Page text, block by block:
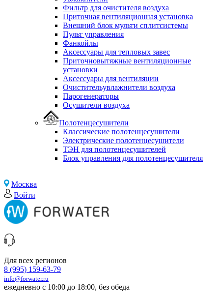
Фильтр для очистителя воздуха
Приточная вентиляционная установка
Внешний блок мульти сплитсистемы
Пульт управления
Фанкойлы
Аксессуары для тепловых завес
Приточновытяжные вентиляционные
установки
Аксессуары для вентиляции
Очистительувлажнители воздуха
Парогенераторы
Осушители воздуха
Полотенцесушители
Классические полотенцесушители
Электрические полотенцесушители
ТЭН для полотенцесушителей
Блок управления для полотенцесушителя
Москва
Войти
Для всех регионов
8 (995) 159-63-79
info@forwater.ru
ежедневно с 10:00 до 18:00, без обеда